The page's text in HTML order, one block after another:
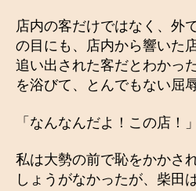
店内の客だけではなく、外
の目にも、店内から響いた
追い出された客だとわかっ
を浴びて、とんでもない屈
「なんなんだよ！この店！」
私は大勢の前で恥をかかさ
しょうがなかったが、柴田は